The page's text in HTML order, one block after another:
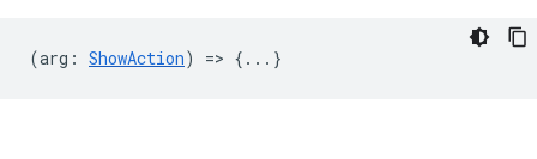
(arg : ShowAction) => {...}